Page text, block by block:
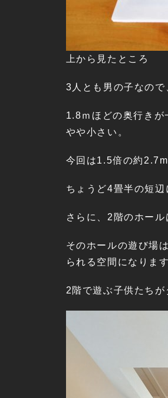
上から見たところ
3人とも男の子なので
1.8ｍほどの奥行きが
やや小さい。
今回は1.5倍の約
ちょうど4畳半の短辺
さらに、2階のホー
そのホールの遊び場
られる空間になります
2階で遊ぶ子供たちが